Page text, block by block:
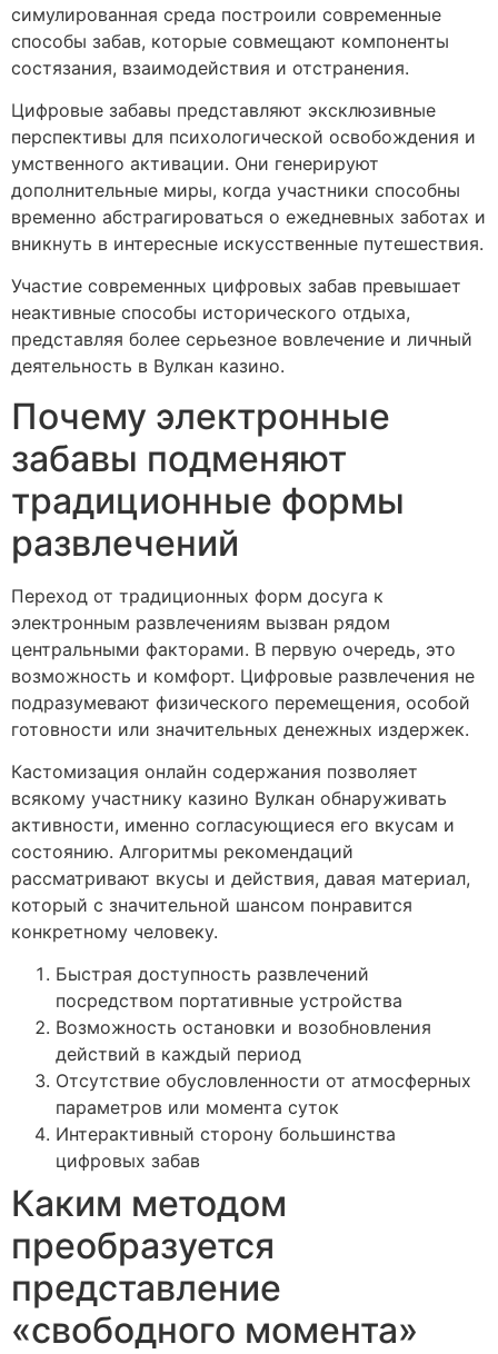
симулированная среда построили современные
способы забав, которые совмещают компоненты
состязания, взаимодействия и отстранения.
Цифровые забавы представляют эксклюзивные
перспективы для психологической освобождения и
умственного активации. Они генерируют
дополнительные миры, когда участники способны
временно абстрагироваться о ежедневных заботах и
вникнуть в интересные искусственные путешествия.
Участие современных цифровых забав превышает
неактивные способы исторического отдыха,
представляя более серьезное вовлечение и личный
деятельность в Вулкан казино.
Почему электронные
забавы подменяют
традиционные формы
развлечений
Переход от традиционных форм досуга к
электронным развлечениям вызван рядом
центральными факторами. В первую очередь, это
возможность и комфорт. Цифровые развлечения не
подразумевают физического перемещения, особой
готовности или значительных денежных издержек.
Кастомизация онлайн содержания позволяет
всякому участнику казино Вулкан обнаруживать
активности, именно согласующиеся его вкусам и
состоянию. Алгоритмы рекомендаций
рассматривают вкусы и действия, давая материал,
который с значительной шансом понравится
конкретному человеку.
Быстрая доступность развлечений
посредством портативные устройства
Возможность остановки и возобновления
действий в каждый период
Отсутствие обусловленности от атмосферных
параметров или момента суток
Интерактивный сторону большинства
цифровых забав
Каким методом
преобразуется
представление
«свободного момента»